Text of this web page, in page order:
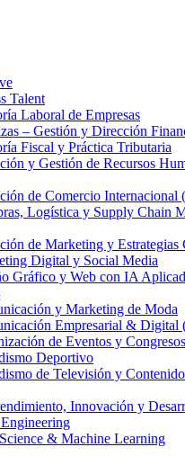
Talent
Laboral de Empresas
– Gestión y Dirección
Fiscal y Práctica Tributaria
y Gestión de Recursos
de Comercio
Logística y Supply Chain
de Marketing y Estrategias
Digital y Social Media
Gráfico y Web con IA
y Marketing de Moda
Empresarial &
de Eventos y
Deportivo
de Televisión y
Innovación y
& Machine Learning